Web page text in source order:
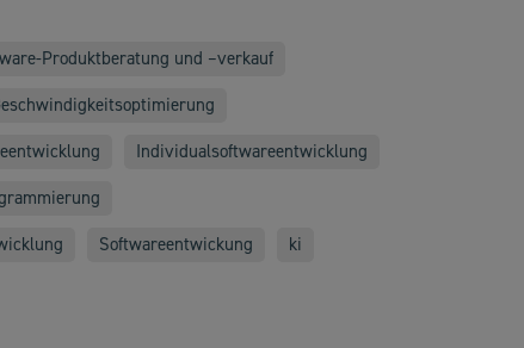
Produktberatung und –verkauf
Individualsoftwareentwicklung
Softwareentwickung
ki